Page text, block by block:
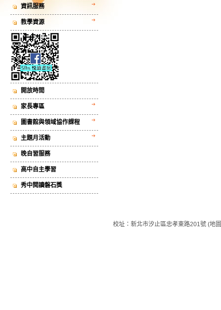
資訊服務
教學資源
開放時間
家長專區
圖書館與領域協作課程
主題月活動
晚自習服務
高中自主學習
秀中閱讀磐石獎
校址：新北市汐止區忠孝東路201號 (